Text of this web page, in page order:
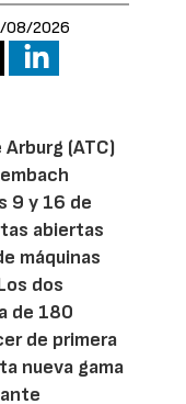
08/2026
(ATC)
9 y 16 de
abiertas
máquinas
dos
de 180
de primera
nueva gama